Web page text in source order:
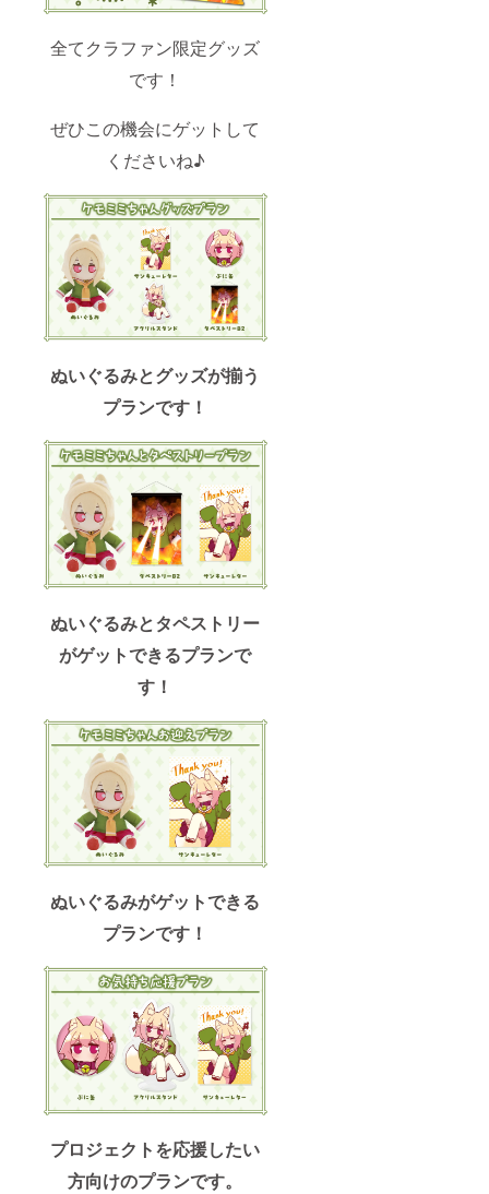
全てクラファン限定グッズ
です！
ぜひこの機会にゲットして
くださいね♪
ぬいぐるみとグッズが揃う
プランです！
ぬいぐるみとタペストリー
がゲットできるプランで
す！
ぬいぐるみがゲットできる
プランです！
プロジェクトを応援したい
方向けのプランです。